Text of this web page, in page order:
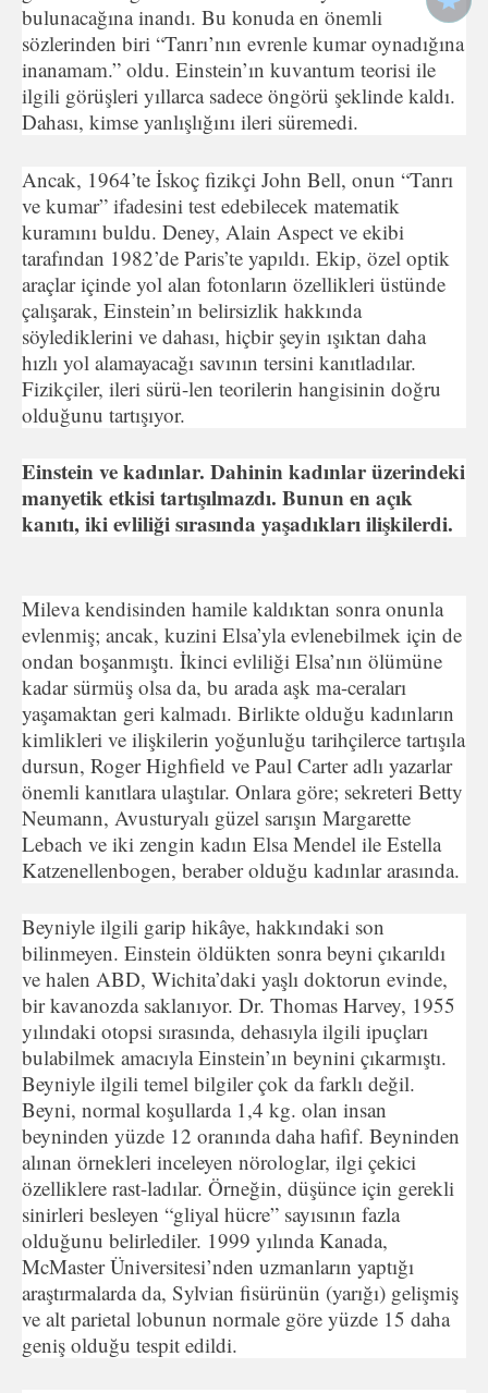
bulunacağına inandı. Bu konuda en önemli
sözlerinden biri “Tanrı’nın evrenle kumar oynadığına
inanamam.” oldu. Einstein’ın kuvantum teorisi ile
ilgili görüşleri yıllarca sadece öngörü şeklinde kaldı.
Dahası, kimse yanlışlığını ileri süremedi.
Ancak, 1964’te İskoç fizikçi John Bell, onun “Tanrı
ve kumar” ifadesini test edebilecek matematik
kuramını buldu. Deney, Alain Aspect ve ekibi
tarafından 1982’de Paris’te yapıldı. Ekip, özel optik
araçlar içinde yol alan fotonların özellikleri üstünde
çalışarak, Einstein’ın belirsizlik hakkında
söylediklerini ve dahası, hiçbir şeyin ışıktan daha
hızlı yol alamayacağı savının tersini kanıtladılar.
Fizikçiler, ileri sürü-len teorilerin hangisinin doğru
olduğunu tartışıyor.
Einstein ve kadınlar. Dahinin kadınlar üzerindeki
manyetik etkisi tartışılmazdı. Bunun en açık
kanıtı, iki evliliği sırasında yaşadıkları ilişkilerdi.
Mileva kendisinden hamile kaldıktan sonra onunla
evlenmiş; ancak, kuzini Elsa’yla evlenebilmek için de
ondan boşanmıştı. İkinci evliliği Elsa’nın ölümüne
kadar sürmüş olsa da, bu arada aşk ma-ceraları
yaşamaktan geri kalmadı. Birlikte olduğu kadınların
kimlikleri ve ilişkilerin yoğunluğu tarihçilerce tartışıla
dursun, Roger Highfield ve Paul Carter adlı yazarlar
önemli kanıtlara ulaştılar. Onlara göre; sekreteri Betty
Neumann, Avusturyalı güzel sarışın Margarette
Lebach ve iki zengin kadın Elsa Mendel ile Estella
Katzenellenbogen, beraber olduğu kadınlar arasında.
Beyniyle ilgili garip hikâye, hakkındaki son
bilinmeyen. Einstein öldükten sonra beyni çıkarıldı
ve halen ABD, Wichita’daki yaşlı doktorun evinde,
bir kavanozda saklanıyor. Dr. Thomas Harvey, 1955
yılındaki otopsi sırasında, dehasıyla ilgili ipuçları
bulabilmek amacıyla Einstein’ın beynini çıkarmıştı.
Beyniyle ilgili temel bilgiler çok da farklı değil.
Beyni, normal koşullarda 1,4 kg. olan insan
beyninden yüzde 12 oranında daha hafif. Beyninden
alınan örnekleri inceleyen nörologlar, ilgi çekici
özelliklere rast-ladılar. Örneğin, düşünce için gerekli
sinirleri besleyen “gliyal hücre” sayısının fazla
olduğunu belirlediler. 1999 yılında Kanada,
McMaster Üniversitesi’nden uzmanların yaptığı
araştırmalarda da, Sylvian fisürünün (yarığı) gelişmiş
ve alt parietal lobunun normale göre yüzde 15 daha
geniş olduğu tespit edildi.